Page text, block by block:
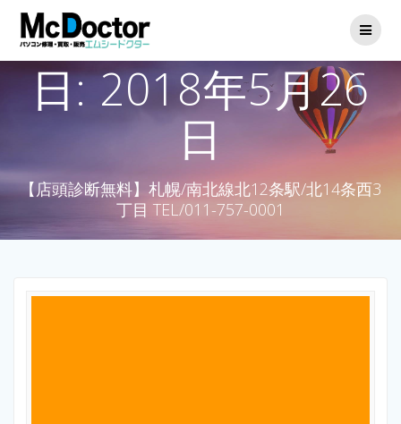
日:2018年5月26
日
【店頭診断無料】札幌/南北線北12条駅/北14条西3
丁目 TEL/011-757-0001